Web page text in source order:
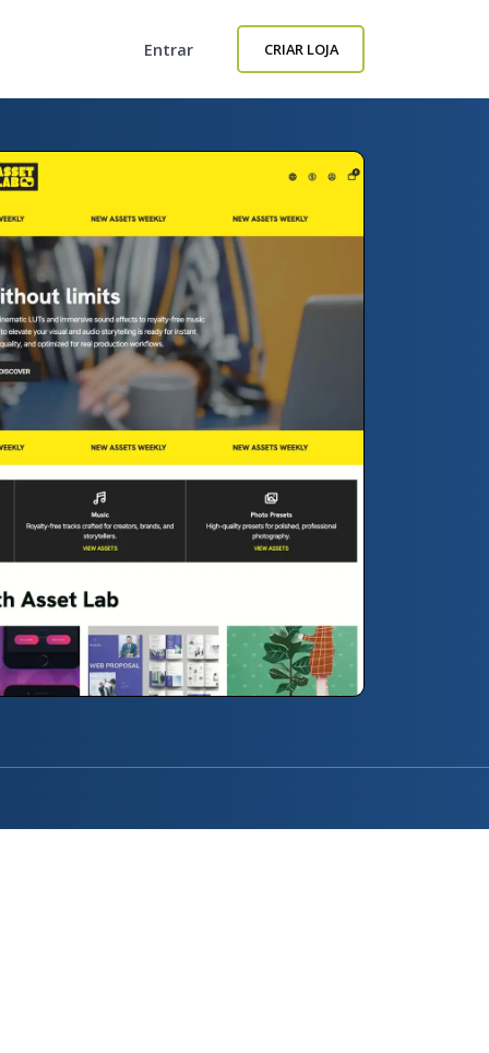
Entrar CRIAR LOJA